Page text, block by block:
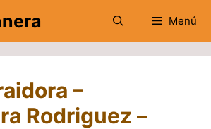
Menú
–
Rodriguez –